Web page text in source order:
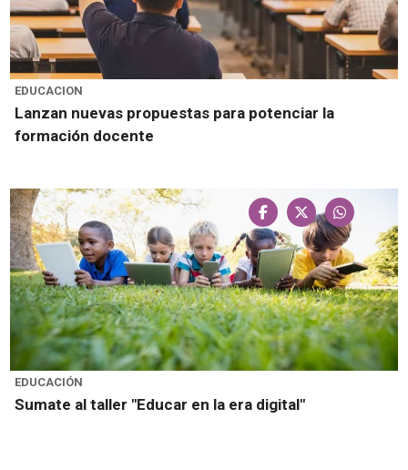
EDUCACION
Lanzan nuevas propuestas para potenciar la
formación docente
EDUCACIÓN
Sumate al taller "Educar en la era digital"